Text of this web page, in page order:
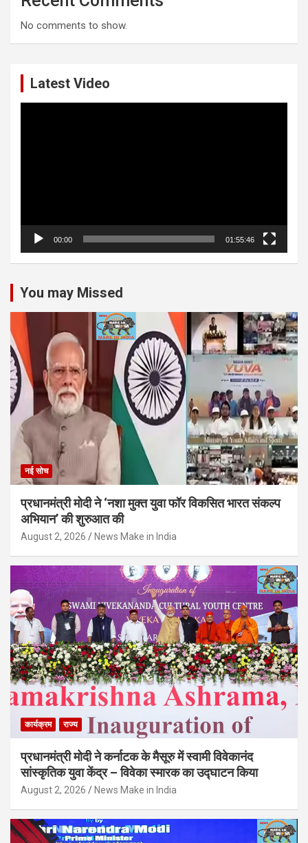
No comments to show.
Latest Video
00:00 01:55:46
You may Missed
नई सोच
प्रधानमंत्री मोदी ने ‘नशा मुक्त युवा फॉर विकसित भारत संकल्प
अभियान’ की शुरुआत की
August 2, 2026 News Make in India
कार्यक्रम राज्य
प्रधानमंत्री मोदी ने कर्नाटक के मैसूरु में स्वामी विवेकानंद
सांस्कृतिक युवा केंद्र – विवेका स्मारक का उद्घाटन किया
August 2, 2026 News Make in India